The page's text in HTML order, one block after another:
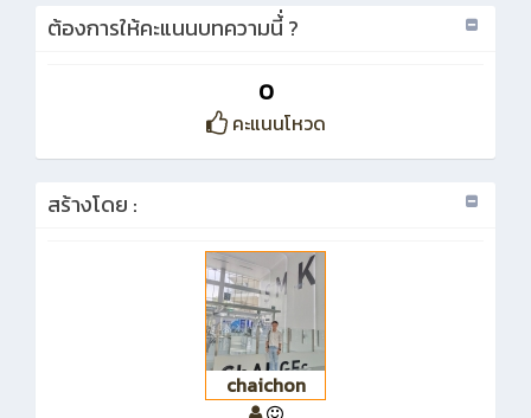
ต้องการให้คะแนนบทความนี้่ ?
0
คะแนนโหวด
สร้างโดย :
chaichon